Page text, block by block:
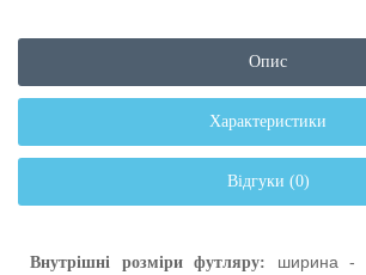
Опис
Характеристики
Відгуки (0)
Внутрішні розміри футляру:
ширина -